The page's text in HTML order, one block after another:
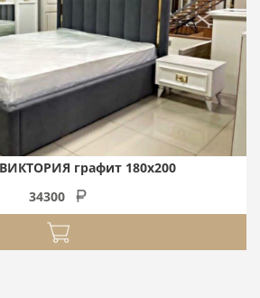
графит 180х200
34300